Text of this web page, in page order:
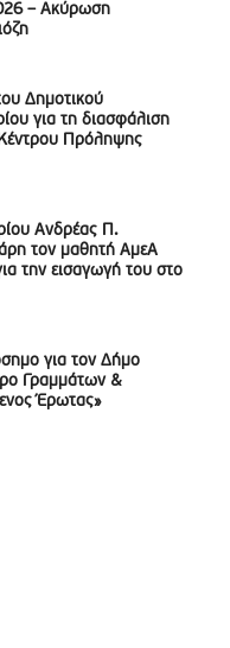
– Ακύρωση
Δημοτικού
για τη διασφάλιση
Κέντρου Πρόληψης
Ανδρέας Π.
τον μαθητή ΑμεΑ
την εισαγωγή του στο
για τον Δήμο
Γραμμάτων &
Έρωτας»